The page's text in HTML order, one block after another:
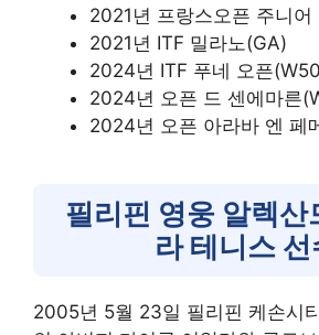
2021년 프랑스오픈 주니어
2021년 ITF 밀라노(GA)
2024년 ITF 푸네 오픈
2024년 오픈 드 센에마른
2024년 오픈 아라바 엔 페
필리핀 영웅 알렉산
라 테니스 선
2005년 5월 23일 필리핀 케손시